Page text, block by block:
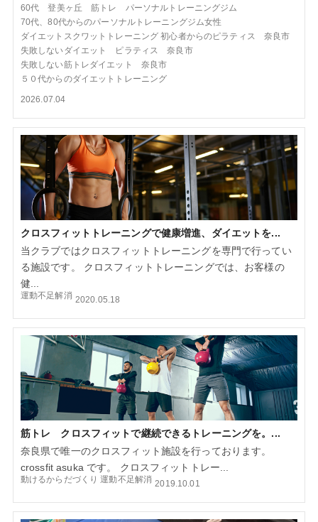
60代 登美ヶ丘 筋トレ パーソナルトレーニングジム
70代、80代からのパーソナルトレーニングジム女性
ダイエットスクワットトレーニング 初心者からのピラティス 奈良市
失敗しないダイエット ピラティス 奈良市
失敗しない筋トレダイエット 奈良市
５０代からのダイエットトレーニング
2026.07.04
クロスフィットトレーニングで健康増進、ダイエットを...
当クラブではクロスフィットトレーニングを専門で行ってい
る施設です。 クロスフィットトレーニングでは、お客様の
健...
運動不足解消 2020.05.18
筋トレ クロスフィットで継続できるトレーニングを。...
奈良県で唯一のクロスフィット施設を行っております。
crossfit asuka です。 クロスフィットトレー...
動けるからだづくり 運動不足解消 2019.10.01